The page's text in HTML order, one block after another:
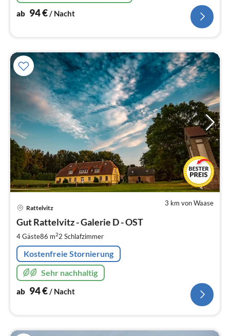
ab 94€ / Nacht
3 km von Waase
Rattelvitz
Gut Rattelvitz - Galerie D - OST
4 Gäste86 m22 Schlafzimmer
Kostenfreie Stornierung
Sehr nachhaltig
ab 94€/ Nacht